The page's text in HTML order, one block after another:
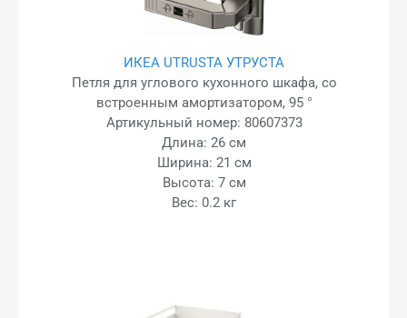
ИКЕА UTRUSTA УТРУСТА
Петля для углового кухонного шкафа, со
встроенным амортизатором, 95 °
Артикульный номер: 80607373
Длина: 26 см
Ширина: 21 см
Высота: 7 см
Вес: 0.2 кг